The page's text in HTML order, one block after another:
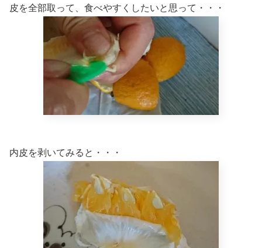
皮を全部取って、食べやすくしたいと思って・・・
内皮を剥いてみると・・・